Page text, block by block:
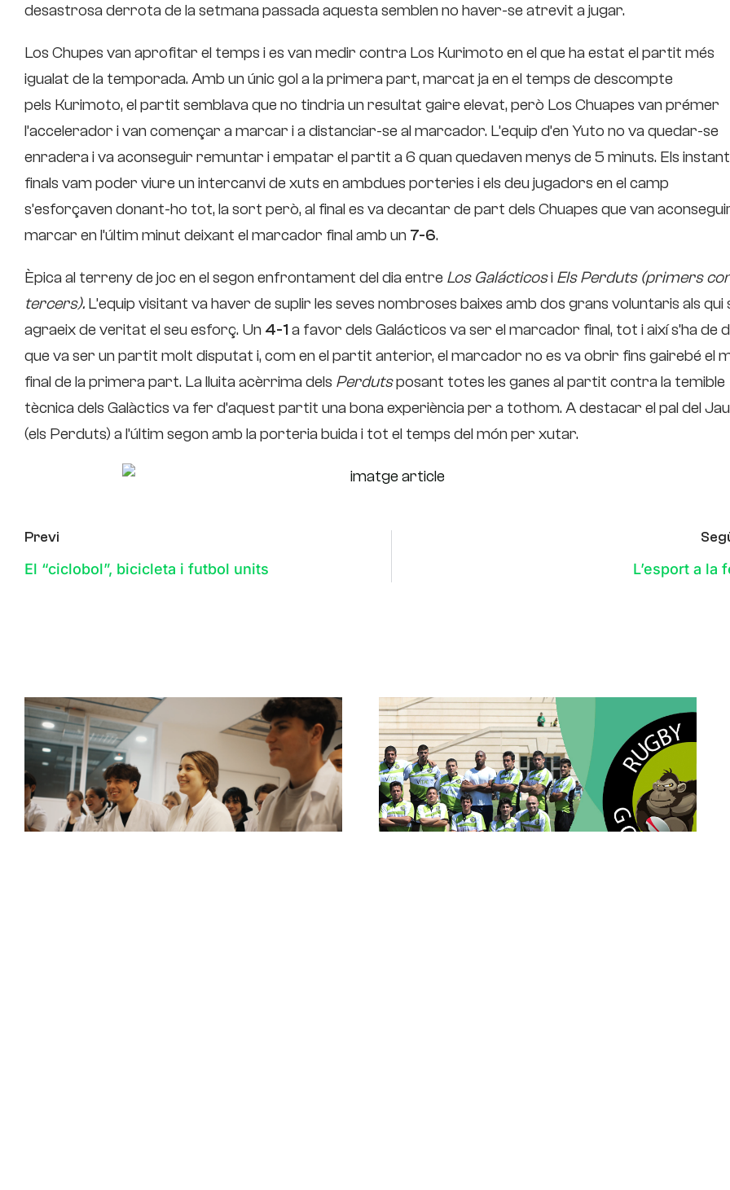
desastrosa derrota de la setmana passada aquesta semblen no haver-se atrevit a jugar.
Los Chupes van aprofitar el temps i es van medir contra Los Kurimoto en el que ha estat el partit més
igualat de la temporada. Amb un únic gol a la primera part, marcat ja en el temps de descompte
pels Kurimoto, el partit semblava que no tindria un resultat gaire elevat, però Los Chuapes van prémer
l’accelerador i van començar a marcar i a distanciar-se al marcador. L’equip d’en Yuto no va quedar-se
enradera i va aconseguir remuntar i empatar el partit a 6 quan quedaven menys de 5 minuts. Els
finals vam poder viure un intercanvi de xuts en ambdues porteries i els deu jugadors en el camp
s’esforçaven donant-ho tot, la sort però, al final es va decantar de part dels Chuapes que van
marcar en l’últim minut deixant el marcador final amb un 7-6.
Èpica al terreny de joc en el segon enfrontament del dia entre Los Galácticosi Els Perduts (primers
tercers). L’equip visitant va haver de suplir les seves nombroses baixes amb dos grans voluntaris als qui
agraeix de veritat el seu esforç. Un 4-1 a favor dels Galácticos va ser el marcador final, tot i així s’ha de
que va ser un partit molt disputat i, com en el partit anterior, el marcador no es va obrir fins gairebé el
final de la primera part. La lluita acèrrima dels Perdutsposant totes les ganes al partit contra la temible
tècnica dels Galàctics va fer d’aquest partit una bona experiència per a tothom. A destacar el pal del
(els Perduts) a l’últim segon amb la porteria buida i tot el temps del món per xutar.
Previ
El “ciclobol”, bicicleta i futbol units
L’esport a la